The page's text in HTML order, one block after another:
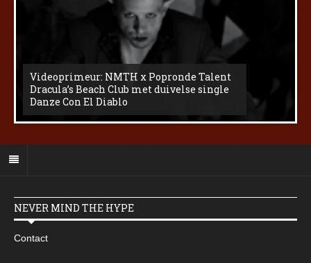
Videoprimeur: NMTH x Popronde Talent
Dracula’s Beach Club met duivelse single
Danze Con El Diablo
NEVER MIND THE HYPE
Contact